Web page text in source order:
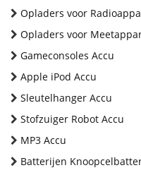
Opladers voor
Opladers voor
Gameconsoles Accu
Apple iPod Accu
Sleutelhanger Accu
Stofzuiger Robot Accu
MP3 Accu
Batterijen